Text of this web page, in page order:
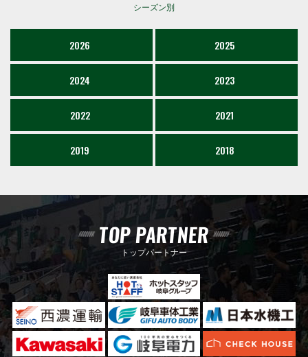
シーズン別
2026 2025
2024 2023
2022 2021
2019 2018
TOP PARTNER
トップパートナー